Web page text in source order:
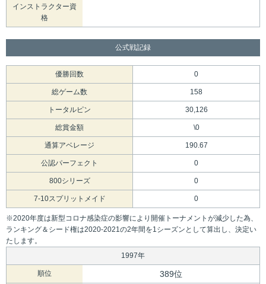
インストラクター資
格
公式戦記録
優勝回数 0
総ゲーム数 158
トータルピン 30,126
総賞金額 \0
通算アベレージ 190.67
公認パーフェクト 0
800シリーズ 0
7-10スプリットメイド 0
※2020年度は新型コロナ感染症の影響により開催トーナメントが減少した為、
ランキング＆シード権は2020-2021の2年間を1シーズンとして算出し、決定い
たします。
1997年
順位 389位